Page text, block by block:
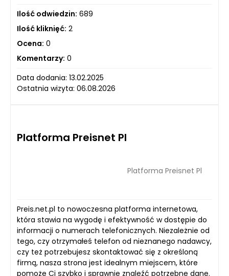
Ilość odwiedzin: 689
Ilość kliknięć: 2
Ocena: 0
Komentarzy: 0
Data dodania: 13.02.2025
Ostatnia wizyta: 06.08.2026
Platforma Preisnet Pl
Platforma Preisnet Pl
Preis.net.pl to nowoczesna platforma internetowa,
która stawia na wygodę i efektywność w dostępie do
informacji o numerach telefonicznych. Niezależnie od
tego, czy otrzymałeś telefon od nieznanego nadawcy,
czy też potrzebujesz skontaktować się z określoną
firmą, nasza strona jest idealnym miejscem, które
pomoże Ci szybko i sprawnie znaleźć potrzebne dane.